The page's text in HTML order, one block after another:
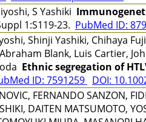
S Yashiki
1:S119-23. PubMed ID:
Shinji Yashiki, Chihaya
Blank, Luis Cartier,
Ethnic segregation of
ID: 7591259 DOI:
FERNANDO SANZON,
DAITEN MATSUMOTO,